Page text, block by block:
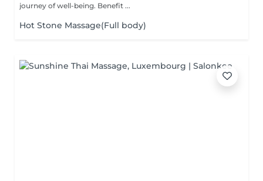
journey of well-being. Benefit ...
Hot Stone Massage(Full body)